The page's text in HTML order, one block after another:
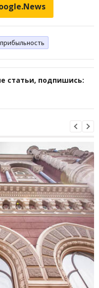
прибыльность
статьи, подпишись: